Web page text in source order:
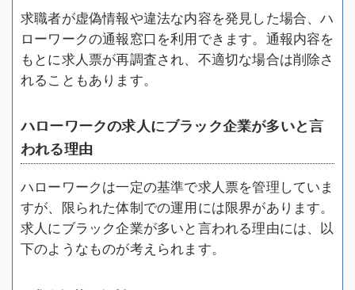
求職者が虚偽情報や違法な内容を発見した場合、ハ
ローワークの通報窓口を利用できます。通報内容を
もとに求人票が再調査され、不適切な場合は削除さ
れることもあります。
ハローワークの求人にブラック企業が多いと言
われる理由
ハローワークは一定の基準で求人票を管理していま
すが、限られた体制での運用には限界があります。
求人にブラック企業が多いと言われる理由には、以
下のようなものが考えられます。